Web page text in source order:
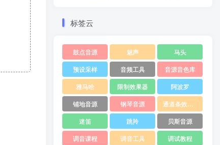
标签云
鼓点音源 魅声
马头
预设采样
音频工具
音源音色库
雅马哈
限制效果器
阿波罗
铺地音源
钢琴音源
通道条效果器
迷笛
跳羚
贝斯音源
调音课程
调音工具 调试教程